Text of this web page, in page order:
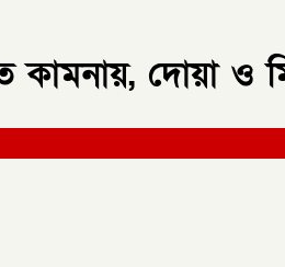
দোয়া ও